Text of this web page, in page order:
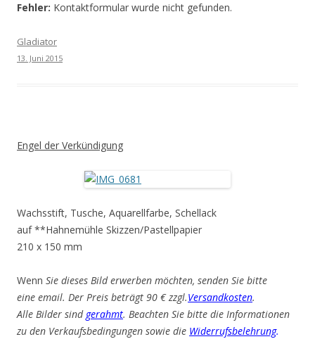
Fehler: Kontaktformular wurde nicht gefunden.
Gladiator
13. Juni 2015
Engel der Verkündigung
Wachsstift, Tusche, Aquarellfarbe, Schellack
auf **Hahnemühle Skizzen/Pastellpapier
210 x 150 mm
Wenn Sie dieses Bild erwerben möchten, senden Sie bitte
eine email. Der Preis beträgt 90 € zzgl.Versandkosten.
Alle Bilder sind gerahmt. Beachten Sie bitte die Informationen
zu den Verkaufsbedingungen sowie die Widerrufsbelehrung.